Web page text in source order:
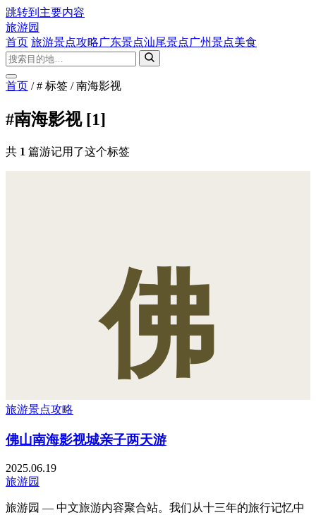
跳转到主要内容
旅游园
首页 旅游景点攻略广东景点汕尾景点广州景点美食
首页 / # 标签 / 南海影视
#南海影视 [1]
共 1 篇游记用了这个标签
佛
旅游景点攻略
佛山南海影视城亲子两天游
2025.06.19
旅游园
旅游园 — 中文旅游内容聚合站。我们从十三年的旅行记忆中